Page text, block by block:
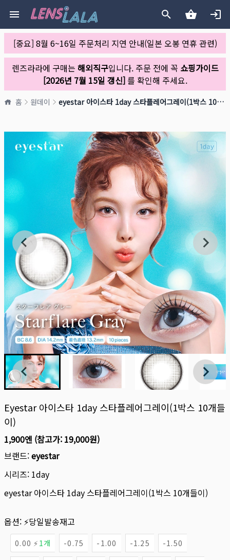
[중요] 8월 6~16일 주문처리 지연 안내(일본 오봉 연휴 관련)
렌즈라라에 구매는 해외직구입니다. 주문 전에 꼭 쇼핑가이드
[2026년 7월 15일 갱신]를 확인해 주세요.
홈 원데이 eyestar 아이스타 1day 스타플레어그레이(1박스 10개들이)
Eyestar 아이스타 1day 스타플레어그레이(1박스 10개들
이)
1,900엔 (참고가: 19,000원)
브랜드:eyestar
시리즈: 1day
eyestar 아이스타 1day 스타플레어그레이(1박스 10개들이)
옵션: ⚡당일발송재고
0.00 ⚡ 1개 -0.75 -1.00 -1.25 -1.50